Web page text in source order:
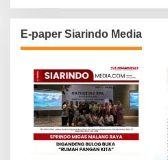
E-paper Siarindo Media